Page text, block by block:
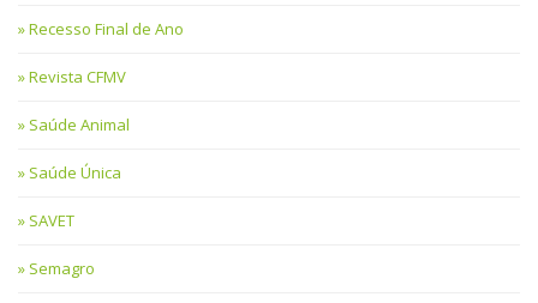
Recesso Final de Ano
Revista CFMV
Saúde Animal
Saúde Única
SAVET
Semagro